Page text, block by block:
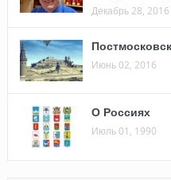
Декабрь 28, 2016
Июнь 02, 2016
О Россиях
Июль 01, 1990